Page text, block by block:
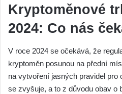
Kryptoměnové
2024: Co nás
V roce 2024 se očekává, že
kryptoměn posunou na přední
na vytvoření jasných pravidel
se zvyšuje, a to z důvodu obav o